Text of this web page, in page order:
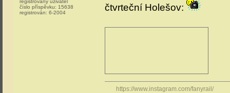
registrovaný uživatel
číslo příspěvku: 15638
registrován: 6-2004 čtvrteční Holešov:
https://www.instagram.com/fanyrail/